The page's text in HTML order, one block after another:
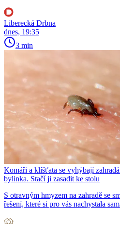
Liberecká Drbna
dnes, 19:35
3 min
Komáři a klíšťata se vyhýbají
bylinka. Stačí ji zasadit ke stolu
S otravným hmyzem na zahradě se
řešení, které si pro vás nachystala